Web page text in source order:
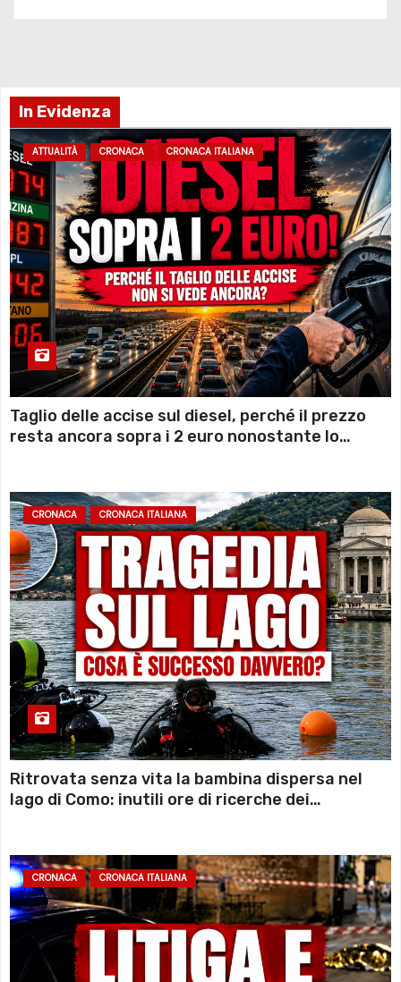
In Evidenza
ATTUALITÀ CRONACA CRONACA ITALIANA
Taglio delle accise sul diesel, perché il prezzo
resta ancora sopra i 2 euro nonostante lo
CRONACA CRONACA ITALIANA
Ritrovata senza vita la bambina dispersa nel
lago di Como: inutili ore di ricerche dei
CRONACA CRONACA ITALIANA